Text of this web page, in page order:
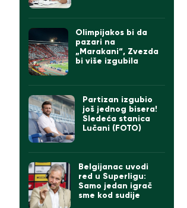
Olimpijakos bi da
pazari na
„Marakani“, Zvezda
bi više izgubila
Partizan izgubio
još jednog bisera!
Sledeća stanica
Lučani (FOTO)
Belgijanac uvodi
red u Superligu:
Samo jedan igrač
sme kod sudije